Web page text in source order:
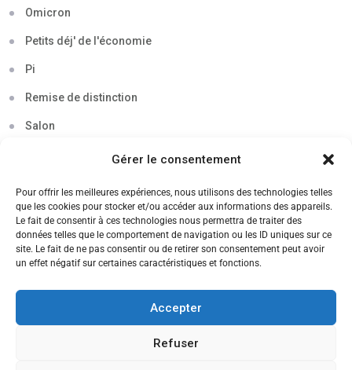
Gérer le consentement
Pour offrir les meilleures expériences, nous utilisons des technologies telles
que les cookies pour stocker et/ou accéder aux informations des appareils.
Le fait de consentir à ces technologies nous permettra de traiter des
données telles que le comportement de navigation ou les ID uniques sur ce
site. Le fait de ne pas consentir ou de retirer son consentement peut avoir
un effet négatif sur certaines caractéristiques et fonctions.
Accepter
Refuser
Omicron
Petits déj' de l'économie
Pi
Remise de distinction
Salon
Soirée
Sortie découverte
Tau
Voyage